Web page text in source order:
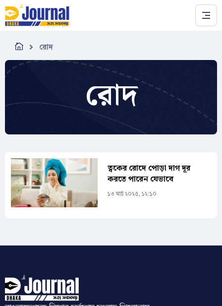
Skip to main content
রোদ
রোদ
ত্বকের রোদে পোড়া দাগ দূর
করতে পারেন যেভাবে
১৩ মার্চ ২০২৫, ১২:১০